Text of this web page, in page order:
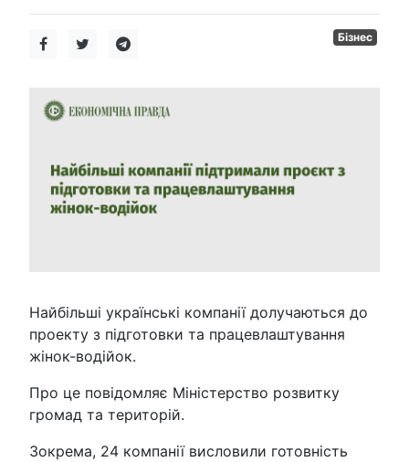
Бізнес
Найбільші українські компанії долучаються до
проекту з підготовки та працевлаштування
жінок-водійок.
Про це повідомляє Міністерство розвитку
громад та територій.
Зокрема, 24 компанії висловили готовність